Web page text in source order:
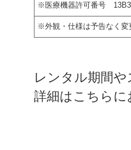
※医療機器許可番号
※外観・仕様は予告なく変
レンタル期間
詳細はこちら